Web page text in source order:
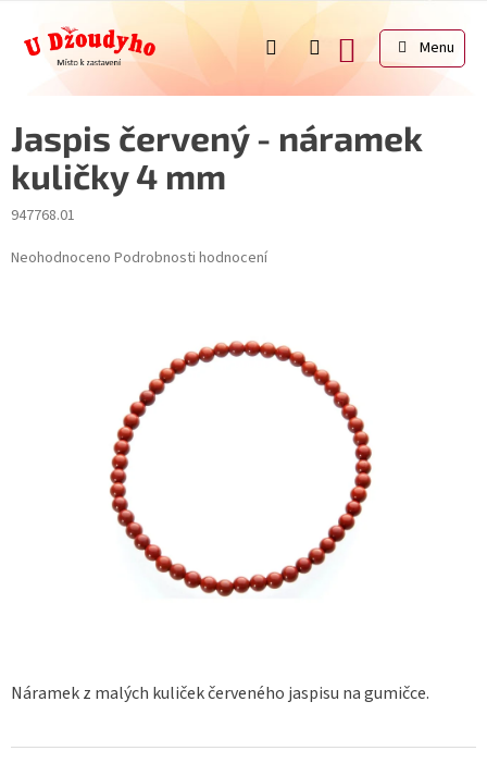
obsah
NÁKUPNÍ
KOŠÍK
Jaspis červený - náramek
kuličky 4 mm
947768.01
Průměrné
Neohodnoceno Podrobnosti hodnocení
Náramek z malých kuliček červeného jaspisu na gumičce.